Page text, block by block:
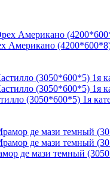
Американо (4200*600*8)
(3050*600*5) 1я
де мази темный